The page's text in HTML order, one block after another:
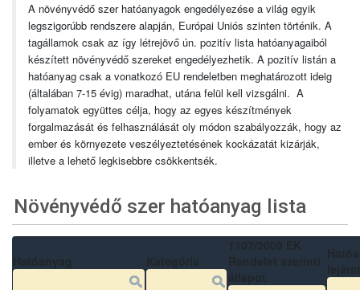
A növényvédő szer hatóanyagok engedélyezése a világ egyik
legszigorúbb rendszere alapján, Európai Uniós szinten történik. A
tagállamok csak az így létrejövő ún. pozitív lista hatóanyagaiból
készített növényvédő szereket engedélyezhetik. A pozitív listán a
hatóanyag csak a vonatkozó EU rendeletben meghatározott ideig
(általában 7-15 évig) maradhat, utána felül kell vizsgálni. A
folyamatok együttes célja, hogy az egyes készítmények
forgalmazását és felhasználását oly módon szabályozzák, hogy az
ember és környezete veszélyeztetésének kockázatát kizárják,
illetve a lehető legkisebbre csökkentsék.
Növényvédő szer hatóanyag lista